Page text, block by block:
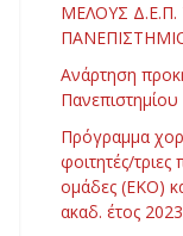
ΜΕΛΟΥΣ
Ανάρτηση
Πανεπιστημίου
Πρόγραμμα
φοιτητές/
ομάδες (ΕΚΟ)
ακαδ. έτος